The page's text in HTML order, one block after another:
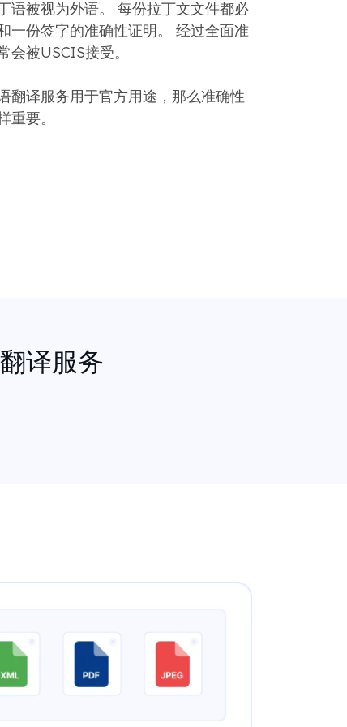
语被视为外语。 每份拉丁文文件都必
一份签字的准确性证明。 经过全面准
被USCIS接受。
翻译服务用于官方用途，那么准确性
要。
译服务